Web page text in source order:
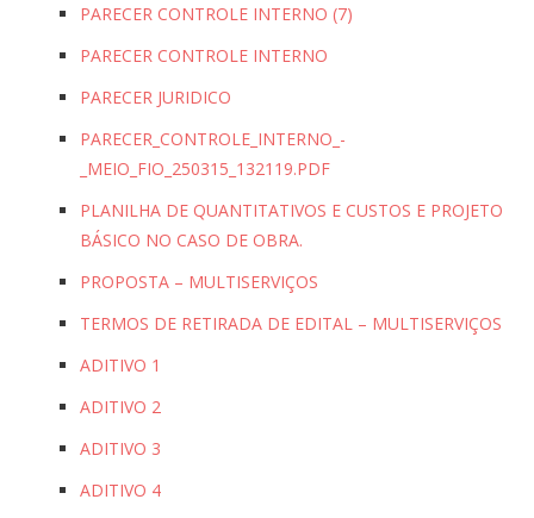
PARECER CONTROLE INTERNO (7)
PARECER CONTROLE INTERNO
PARECER JURIDICO
PARECER_CONTROLE_INTERNO_-
_MEIO_FIO_250315_132119.PDF
PLANILHA DE QUANTITATIVOS E CUSTOS E PROJETO
BÁSICO NO CASO DE OBRA.
PROPOSTA – MULTISERVIÇOS
TERMOS DE RETIRADA DE EDITAL – MULTISERVIÇOS
ADITIVO 1
ADITIVO 2
ADITIVO 3
ADITIVO 4